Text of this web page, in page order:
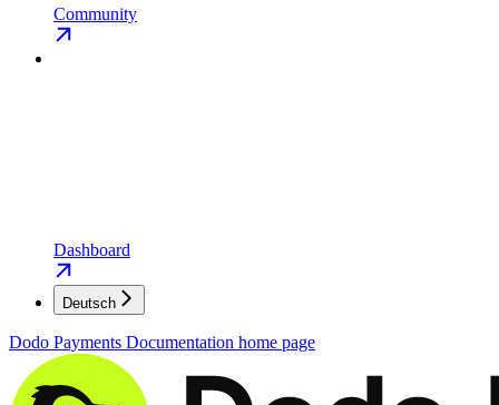
Community
Dashboard
Deutsch
Dodo Payments Documentation home page